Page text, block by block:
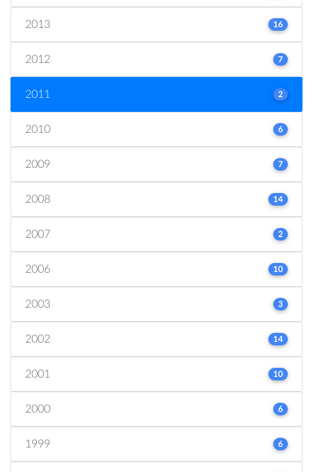
2013 16
2012 7
2011 2
2010 6
2009 7
2008 14
2007 2
2006 10
2003 3
2002 14
2001 10
2000 6
1999 6